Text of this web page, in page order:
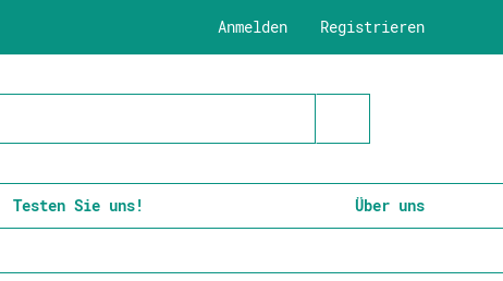
Registrieren
Anmelden
Testen Sie uns! Über uns